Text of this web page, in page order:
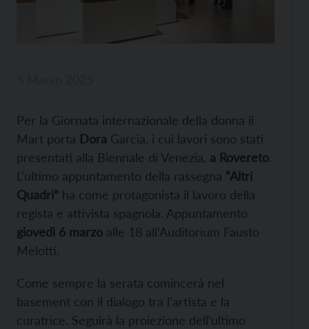
Per la Giornata internazionale della donna il
Mart porta Dora Garcia, i cui lavori sono stati
presentati alla Biennale di Venezia, a Rovereto.
L’ultimo appuntamento della rassegna “Altri
Quadri” ha come protagonista il lavoro della
regista e attivista spagnola. Appuntamento
giovedì 6 marzo alle 18 all’Auditorium Fausto
Melotti.
Come sempre la serata comincerà nel
basement con il dialogo tra l’artista e la
curatrice. Seguirà la proiezione dell’ultimo